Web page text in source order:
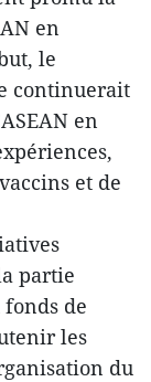
en
le
continuerait
en
et de
partie
de
les
du